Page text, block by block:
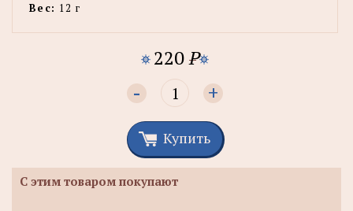
Вес: 12 г
220P
- +
Купить
С этим товаром покупают